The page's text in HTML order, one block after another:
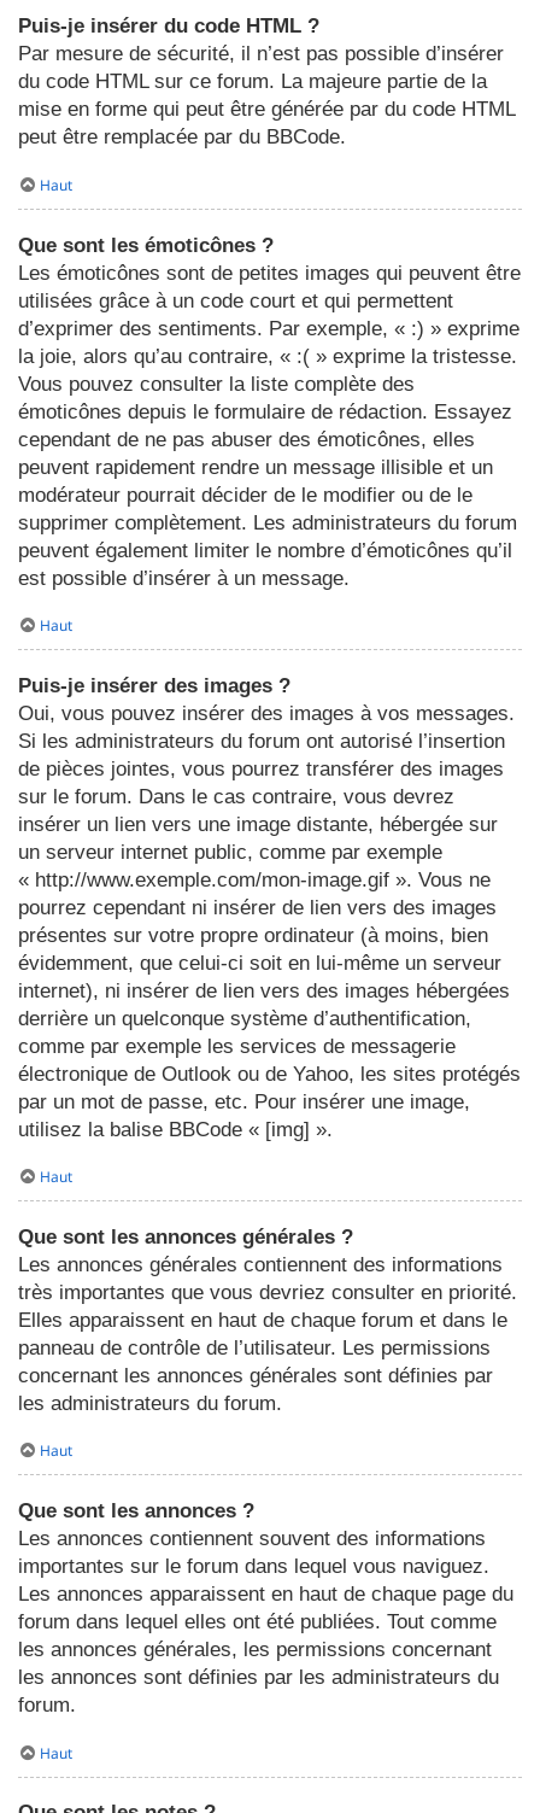
Puis-je insérer du code HTML ?
Par mesure de sécurité, il n’est pas possible d’insérer
du code HTML sur ce forum. La majeure partie de la
mise en forme qui peut être générée par du code HTML
peut être remplacée par du BBCode.
Haut
Que sont les émoticônes ?
Les émoticônes sont de petites images qui peuvent être
utilisées grâce à un code court et qui permettent
d’exprimer des sentiments. Par exemple, « :) » exprime
la joie, alors qu’au contraire, « :( » exprime la tristesse.
Vous pouvez consulter la liste complète des
émoticônes depuis le formulaire de rédaction. Essayez
cependant de ne pas abuser des émoticônes, elles
peuvent rapidement rendre un message illisible et un
modérateur pourrait décider de le modifier ou de le
supprimer complètement. Les administrateurs du forum
peuvent également limiter le nombre d’émoticônes qu’il
est possible d’insérer à un message.
Haut
Puis-je insérer des images ?
Oui, vous pouvez insérer des images à vos messages.
Si les administrateurs du forum ont autorisé l’insertion
de pièces jointes, vous pourrez transférer des images
sur le forum. Dans le cas contraire, vous devrez
insérer un lien vers une image distante, hébergée sur
un serveur internet public, comme par exemple
« http://www.exemple.com/mon-image.gif ». Vous ne
pourrez cependant ni insérer de lien vers des images
présentes sur votre propre ordinateur (à moins, bien
évidemment, que celui-ci soit en lui-même un serveur
internet), ni insérer de lien vers des images hébergées
derrière un quelconque système d’authentification,
comme par exemple les services de messagerie
électronique de Outlook ou de Yahoo, les sites protégés
par un mot de passe, etc. Pour insérer une image,
utilisez la balise BBCode « [img] ».
Haut
Que sont les annonces générales ?
Les annonces générales contiennent des informations
très importantes que vous devriez consulter en priorité.
Elles apparaissent en haut de chaque forum et dans le
panneau de contrôle de l’utilisateur. Les permissions
concernant les annonces générales sont définies par
les administrateurs du forum.
Haut
Que sont les annonces ?
Les annonces contiennent souvent des informations
importantes sur le forum dans lequel vous naviguez.
Les annonces apparaissent en haut de chaque page du
forum dans lequel elles ont été publiées. Tout comme
les annonces générales, les permissions concernant
les annonces sont définies par les administrateurs du
forum.
Haut